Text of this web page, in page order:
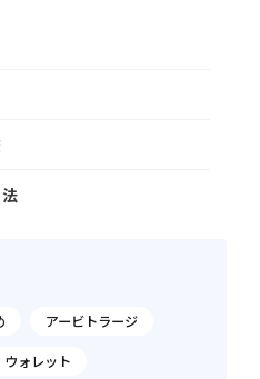
アービトラージ
ウォレット